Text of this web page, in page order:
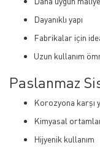
Dayanıklı yapı
Fabrikalar için
Uzun kullanım
Paslanmaz
Korozyona karşı
Kimyasal
Hijyenik kullanım